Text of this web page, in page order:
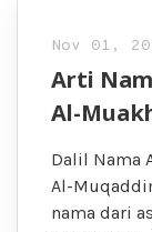
Nov 01,
Arti
Al-
Dalil Nama
Al-
nama dari